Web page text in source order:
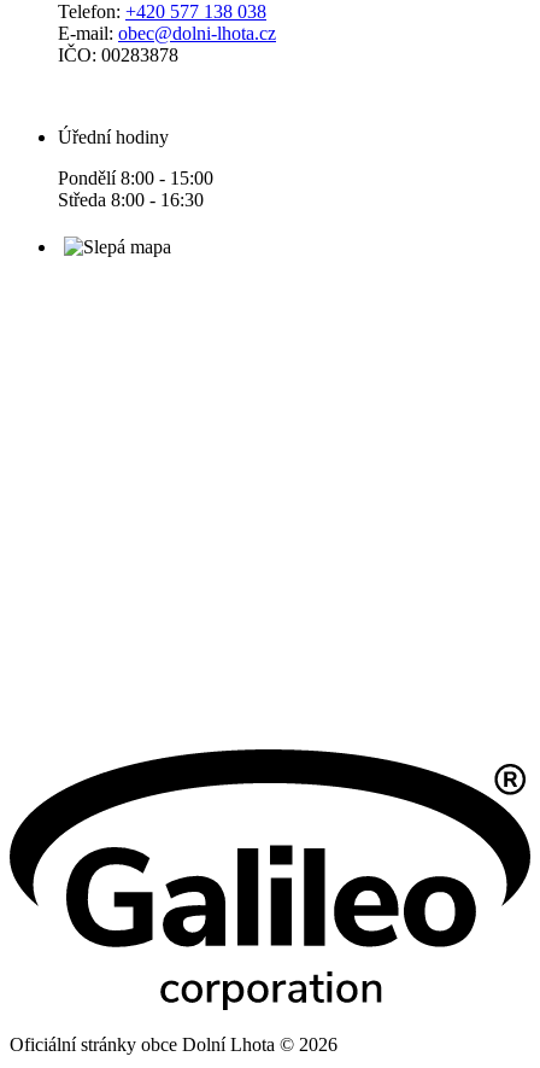
Telefon: +420 577 138 038
E-mail: obec@dolni-lhota.cz
IČO: 00283878
Úřední hodiny
Pondělí 8:00 - 15:00
Středa 8:00 - 16:30
Oficiální stránky obce Dolní Lhota © 2026